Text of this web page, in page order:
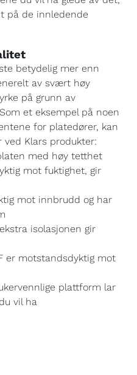
på de innledende
betydelig mer enn
av svært høy
på grunn av
et eksempel på noen
for platedører, kan
ved Klars produkter:
med høy tetthet
mot fuktighet, gir
mot innbrudd og har
isolasjonen gir
er motstandsdyktig mot
plattform lar
vil ha